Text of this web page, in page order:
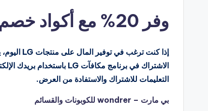
وفر 20% مع أكواد خصم LG اليوم
التعليمات للاشتراك والاستفادة من العرض.
بي مارت – wondrer للكوبونات والقسائم